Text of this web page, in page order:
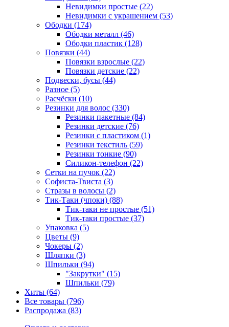
Невидимки простые (22)
Невидимки с украшением (53)
Ободки (174)
Ободки металл (46)
Ободки пластик (128)
Повязки (44)
Повязки взрослые (22)
Повязки детские (22)
Подвески, бусы (44)
Разное (5)
Расчёски (10)
Резинки для волос (330)
Резинки пакетные (84)
Резинки детские (76)
Резинки с пластиком (1)
Резинки текстиль (59)
Резинки тонкие (90)
Силикон-телефон (22)
Сетки на пучок (22)
Софиста-Твиста (3)
Стразы в волосы (2)
Тик-Таки (чпоки) (88)
Тик-таки не простые (51)
Тик-таки простые (37)
Упаковка (5)
Цветы (9)
Чокеры (2)
Шляпки (3)
Шпильки (94)
"Закрутки" (15)
Шпильки (79)
Хиты (64)
Все товары (796)
Распродажа (83)